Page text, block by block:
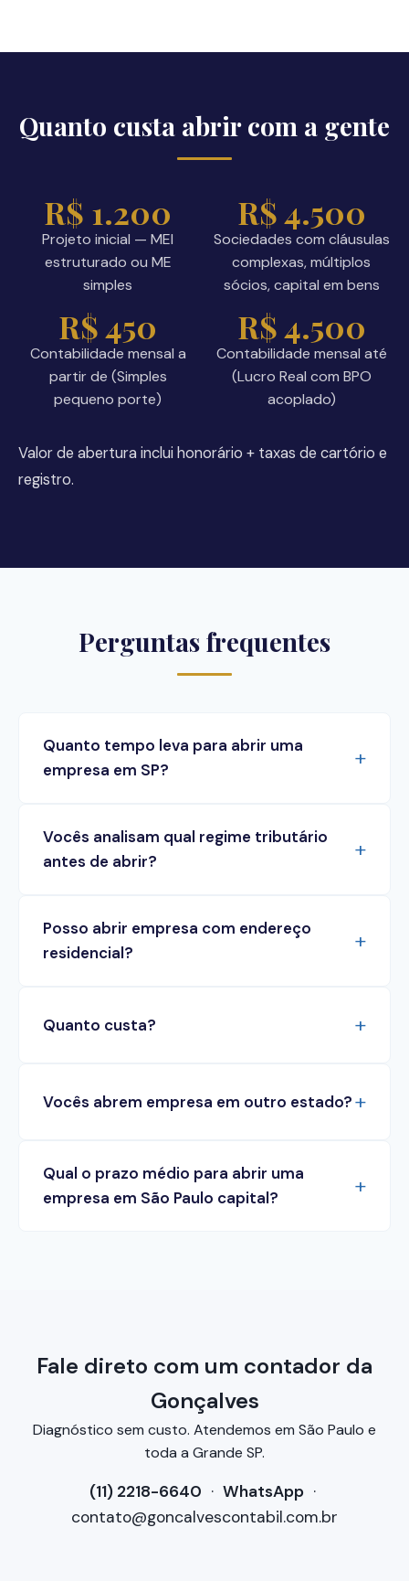
Quanto custa abrir com a gente
R$ 1.200
Projeto inicial — MEI
estruturado ou ME
simples
R$ 4.500
Sociedades com cláusulas
complexas, múltiplos
sócios, capital em bens
R$ 450
Contabilidade mensal a
partir de (Simples
pequeno porte)
R$ 4.500
Contabilidade mensal até
(Lucro Real com BPO
acoplado)
Valor de abertura inclui honorário + taxas de cartório e
registro.
Perguntas frequentes
Quanto tempo leva para abrir uma
empresa em SP?
Vocês analisam qual regime tributário
antes de abrir?
Posso abrir empresa com endereço
residencial?
Quanto custa?
Vocês abrem empresa em outro estado?
Qual o prazo médio para abrir uma
empresa em São Paulo capital?
Fale direto com um contador da
Gonçalves
Diagnóstico sem custo. Atendemos em São Paulo e
toda a Grande SP.
(11) 2218-6640 · WhatsApp·
contato@goncalvescontabil.com.br